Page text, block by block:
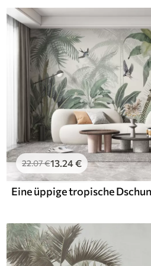
22.07€13.24€